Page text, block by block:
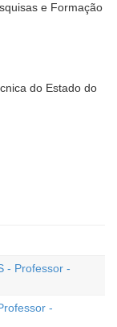
e Formação
do Estado do
- Professor -
-